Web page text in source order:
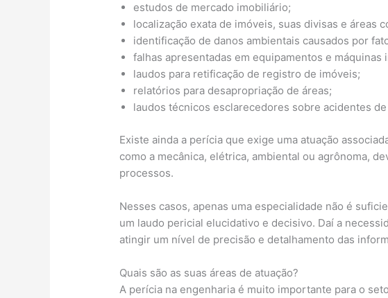
estudos de mercado imobiliário;
localização exata de imóveis, suas divisas e áreas
identificação de danos ambientais causados por
falhas apresentadas em equipamentos e máquinas
laudos para retificação de registro de imóveis;
relatórios para desapropriação de áreas;
laudos técnicos esclarecedores sobre acidentes
Existe ainda a perícia que exige uma atuação
como a mecânica, elétrica, ambiental ou agrônoma,
processos.
Nesses casos, apenas uma especialidade não é
um laudo pericial elucidativo e decisivo. Daí a
atingir um nível de precisão e detalhamento das
Quais são as suas áreas de atuação?
A perícia na engenharia é muito importante para o